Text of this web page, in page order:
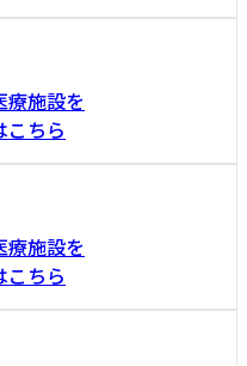
療施設を
こちら
療施設を
こちら